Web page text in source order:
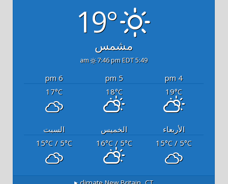
19°
مشمس
5:49 am
7:46 pm EDT
4 pm
5 pm
6 pm
19°C
18°C
17°C
الأربعاء الخميس
السبت
15°C / 5°C
16°C/ 5°C
15°C/ 5°C